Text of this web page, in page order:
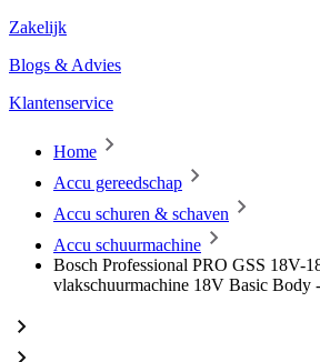
Zakelijk
Blogs & Advies
Klantenservice
Home
Accu gereedschap
Accu schuren & schaven
Accu schuurmachine
Bosch Professional PRO GSS 18V-
vlakschuurmachine 18V Basic Body